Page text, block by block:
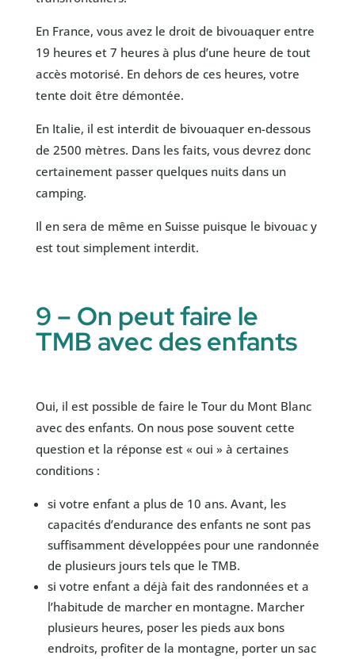
En France, vous avez le droit de bivouaquer entre
19 heures et 7 heures à plus d’une heure de tout
accès motorisé. En dehors de ces heures, votre
tente doit être démontée.
En Italie, il est interdit de bivouaquer en-dessous
de 2500 mètres. Dans les faits, vous devrez donc
certainement passer quelques nuits dans un
camping.
Il en sera de même en Suisse puisque le bivouac y
est tout simplement interdit.
9 – On peut faire le
TMB avec des enfants
Oui, il est possible de faire le Tour du Mont Blanc
avec des enfants. On nous pose souvent cette
question et la réponse est « oui » à certaines
conditions :
si votre enfant a plus de 10 ans. Avant, les
capacités d’endurance des enfants ne sont pas
suffisamment développées pour une randonnée
de plusieurs jours tels que le TMB.
si votre enfant a déjà fait des randonnées et a
l’habitude de marcher en montagne. Marcher
plusieurs heures, poser les pieds aux bons
endroits, profiter de la montagne, porter un sac